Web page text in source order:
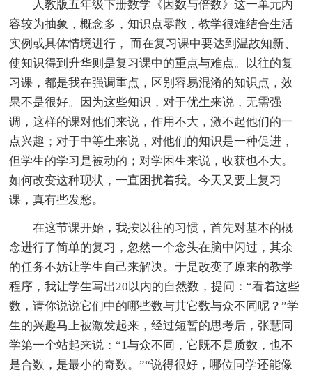
人教版五年级下册数学《因数与倍数》这一单元内
容较为抽象，概念多，知识点零散，教学很难结合生活
实例或具体情境进行， 而在复习课中要达到温故知新、
使知识得到升华则是复习课中的重点与难点。以往的复
习课，都是我在强调重点，区别容易混淆的知识点，效
果不是很好。因为这些知识，对于优生来说，无需强
调，这样的课对他们来说，作用不大，激不起他们的一
点兴趣；对于中等生来说，对他们的知识是一种促进，
但学生的学习是被动的；对学困生来说，收获也不大。
如何改变这种现状，一直困扰着我。今天又要上复习
课，真有些发愁。
在这节课开始，我按以往的习惯，首先对基本的概
念进行了简单的复习，忽然一个念头在脑中闪过，其余
的任务不妨让学生自己来解决。于是改变了原来的教学
程序，我让学生写出20以内的自然数，提问：“看着这些
数，请你说说它们中的哪些数与其它数与众不同呢？”学
生的兴趣马上被激发起来，经过短暂的思考后，张慧同
学第一个站起来说：“1与众不同，它既不是质数，也不
是合数，是最小的奇数。”“说得很好，哪位同学还能像